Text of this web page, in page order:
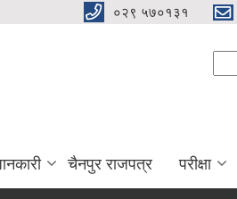
०२९ ५७०१३१
चैनपुर राजपत्र परीक्षा